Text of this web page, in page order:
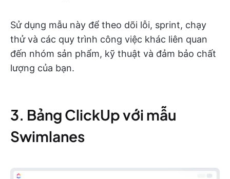
Sử dụng mẫu này để theo dõi lỗi, sprint, chạy
thử và các quy trình công việc khác liên quan
đến nhóm sản phẩm, kỹ thuật và đảm bảo chất
lượng của bạn.
3. Bảng ClickUp với mẫu
Swimlanes